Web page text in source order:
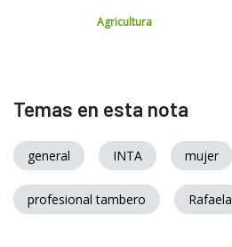
Agricultura
Temas en esta nota
general INTA mujer
profesional tambero Rafaela